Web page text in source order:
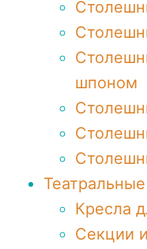
шпоном
Кресла
Секции